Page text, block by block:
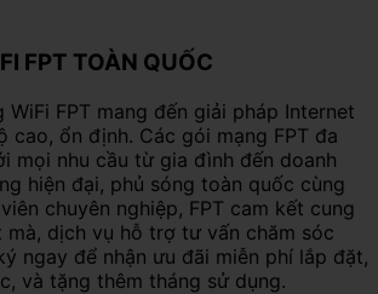
FPT TOÀN QUỐC
WiFi FPT mang đến giải pháp Internet
cao, ổn định. Các gói mạng FPT đa
mọi nhu cầu từ gia đình đến doanh
hiện đại, phủ sóng toàn quốc cùng
chuyên nghiệp, FPT cam kết cung
dịch vụ hỗ trợ tư vấn chăm sóc
ngay để nhận ưu đãi miễn phí lắp đặt,
và tặng thêm tháng sử dụng.